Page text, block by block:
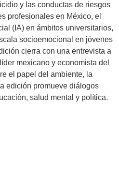
y las conductas de riesgos
profesionales en México, el
(IA) en ámbitos universitarios,
socioemocional en jóvenes
cierra con una entrevista a
mexicano y economista del
el papel del ambiente, la
edición promueve diálogos
salud mental y política.